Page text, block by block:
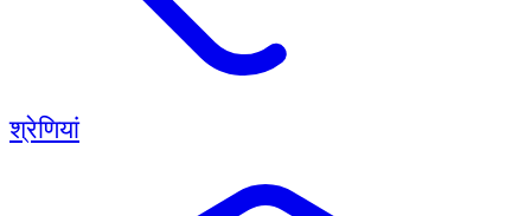
श्रेणियां